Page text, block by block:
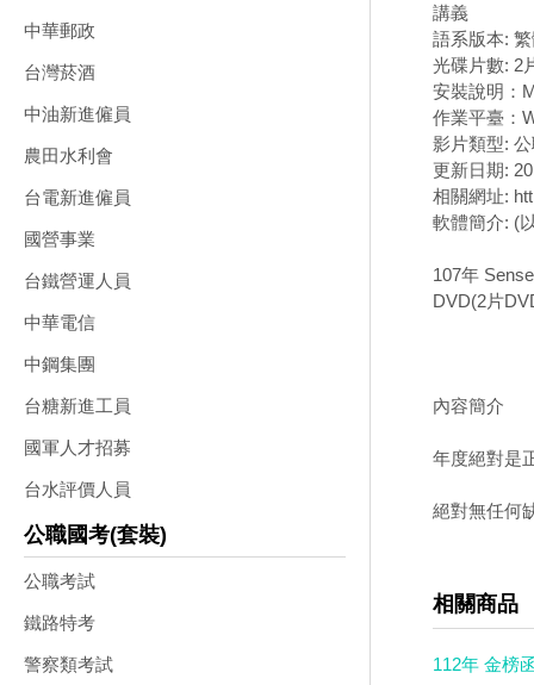
中華郵政
台灣菸酒
中油新進僱員
農田水利會
台電新進僱員
國營事業
台鐵營運人員
中華電信
中鋼集團
台糖新進工員
國軍人才招募
台水評價人員
公職國考(套裝)
公職考試
鐵路特考
警察類考試
講義
語系版本:
光碟片數: 2
安裝說明：
作業平臺：
影片類型:
更新日期:
相關網址:
軟體簡介: (
107年
DVD(2片
內容簡介
年度絕對是
絕對無任何
相關商品
112年 金榜